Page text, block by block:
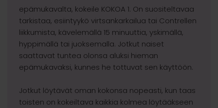
epämukavalta, kokeile KOKOA 1. On suositeltavaa
tarkistaa, esiintyykö virtsankarkailua tai Contrellen
liikkumista, kävelemällä 15 minuuttia, yskimällä,
hyppimällä tai juoksemalla. Jotkut naiset
saattavat tuntea olonsa aluksi hieman
epämukavaksi, kunnes he tottuvat sen käyttöön.
Jotkut löytävät oman kokonsa nopeasti, kun taas
toisten on kokeiltava kaikkia kolmea löytääkseen